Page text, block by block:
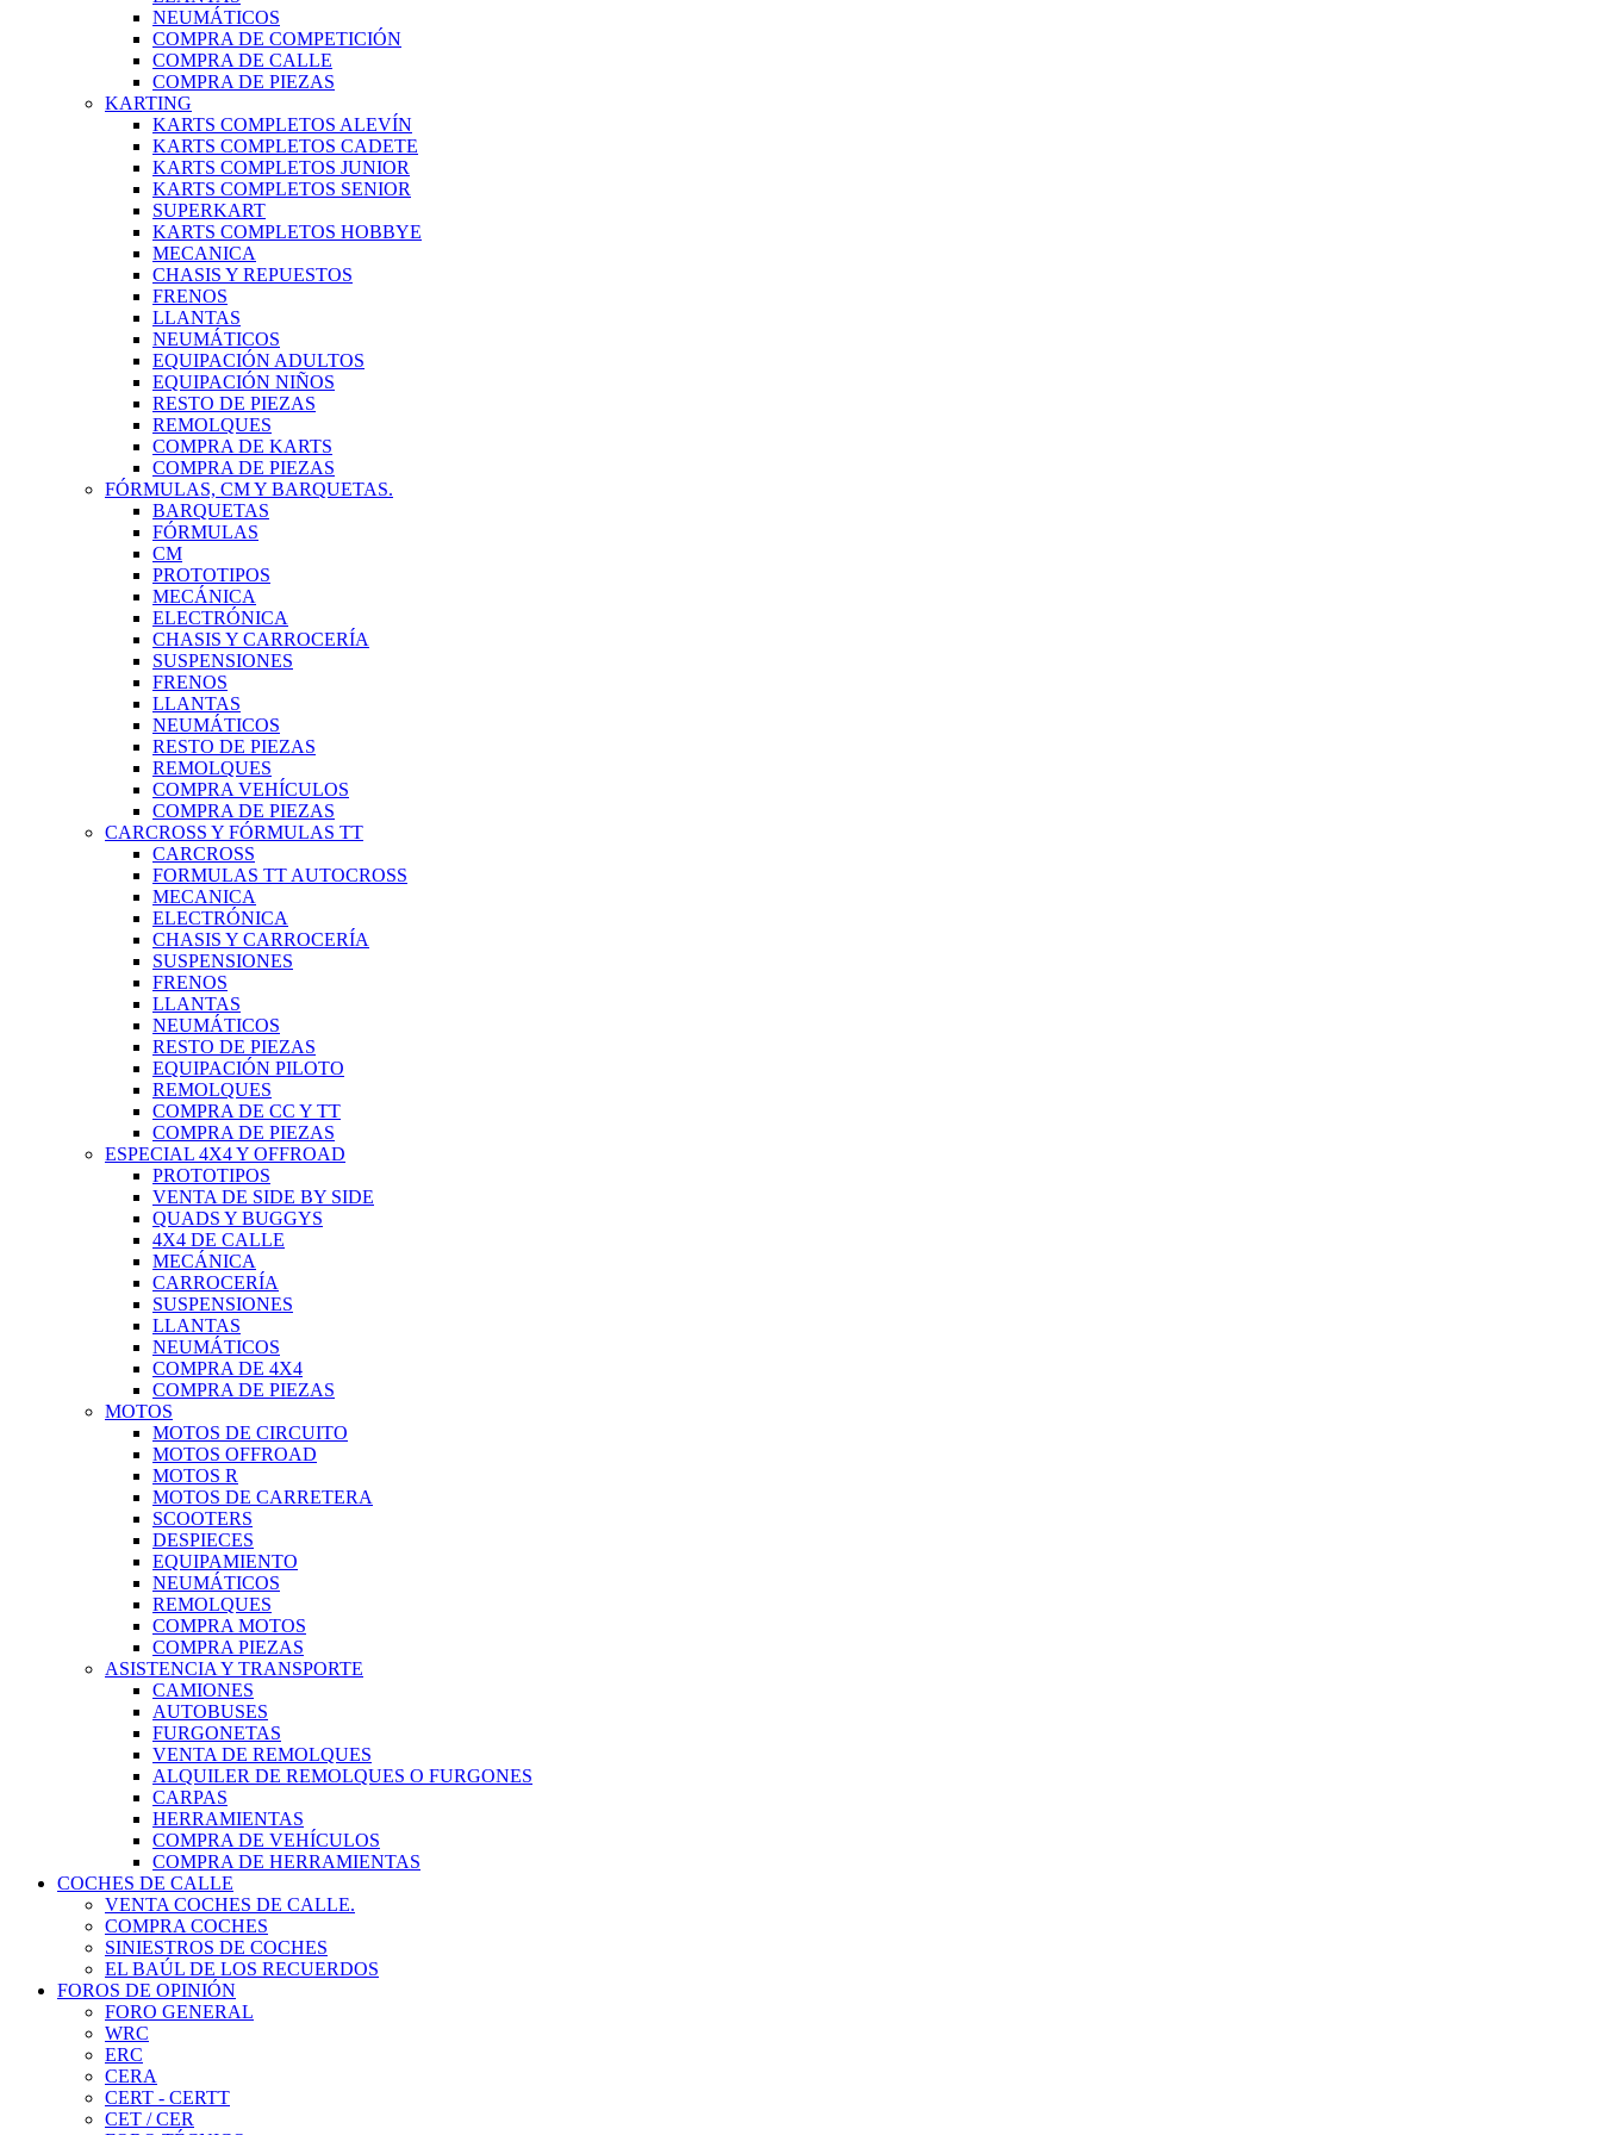
NEUMÁTICOS
COMPRA DE COMPETICIÓN
COMPRA DE CALLE
COMPRA DE PIEZAS
KARTING
KARTS COMPLETOS ALEVÍN
KARTS COMPLETOS CADETE
KARTS COMPLETOS JUNIOR
KARTS COMPLETOS SENIOR
SUPERKART
KARTS COMPLETOS HOBBYE
MECANICA
CHASIS Y REPUESTOS
FRENOS
LLANTAS
NEUMÁTICOS
EQUIPACIÓN ADULTOS
EQUIPACIÓN NIÑOS
RESTO DE PIEZAS
REMOLQUES
COMPRA DE KARTS
COMPRA DE PIEZAS
FÓRMULAS, CM Y BARQUETAS.
BARQUETAS
FÓRMULAS
CM
PROTOTIPOS
MECÁNICA
ELECTRÓNICA
CHASIS Y CARROCERÍA
SUSPENSIONES
FRENOS
LLANTAS
NEUMÁTICOS
RESTO DE PIEZAS
REMOLQUES
COMPRA VEHÍCULOS
COMPRA DE PIEZAS
CARCROSS Y FÓRMULAS TT
CARCROSS
FORMULAS TT AUTOCROSS
MECANICA
ELECTRÓNICA
CHASIS Y CARROCERÍA
SUSPENSIONES
FRENOS
LLANTAS
NEUMÁTICOS
RESTO DE PIEZAS
EQUIPACIÓN PILOTO
REMOLQUES
COMPRA DE CC Y TT
COMPRA DE PIEZAS
ESPECIAL 4X4 Y OFFROAD
PROTOTIPOS
VENTA DE SIDE BY SIDE
QUADS Y BUGGYS
4X4 DE CALLE
MECÁNICA
CARROCERÍA
SUSPENSIONES
LLANTAS
NEUMÁTICOS
COMPRA DE 4X4
COMPRA DE PIEZAS
MOTOS
MOTOS DE CIRCUITO
MOTOS OFFROAD
MOTOS R
MOTOS DE CARRETERA
SCOOTERS
DESPIECES
EQUIPAMIENTO
NEUMÁTICOS
REMOLQUES
COMPRA MOTOS
COMPRA PIEZAS
ASISTENCIA Y TRANSPORTE
CAMIONES
AUTOBUSES
FURGONETAS
VENTA DE REMOLQUES
ALQUILER DE REMOLQUES O FURGONES
CARPAS
HERRAMIENTAS
COMPRA DE VEHÍCULOS
COMPRA DE HERRAMIENTAS
COCHES DE CALLE
VENTA COCHES DE CALLE.
COMPRA COCHES
SINIESTROS DE COCHES
EL BAÚL DE LOS RECUERDOS
FOROS DE OPINIÓN
FORO GENERAL
WRC
ERC
CERA
CERT - CERTT
CET / CER